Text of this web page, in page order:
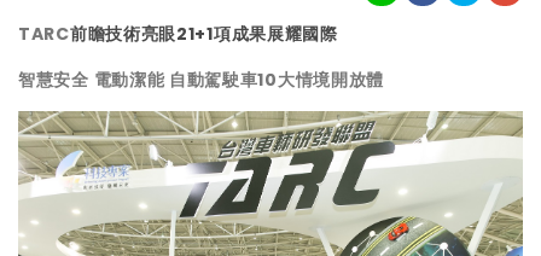
TARC前瞻技術亮眼21+1項成果展耀國際
智慧安全 電動潔能 自動駕駛車10大情境開放體